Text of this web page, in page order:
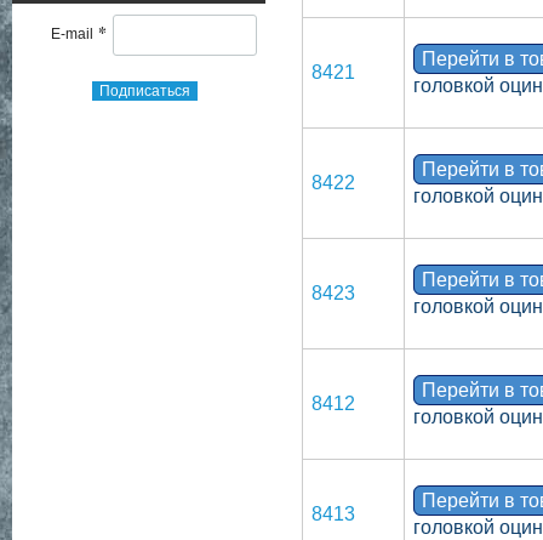
E-mail *
Подписаться
8421
Перейти в
головкой
8422
Перейти в
головкой
8423
Перейти в
головкой
8412
Перейти в
головкой
8413
Перейти в
головкой